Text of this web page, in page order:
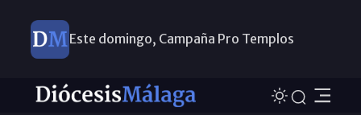
Este domingo, Campaña Pro Templos